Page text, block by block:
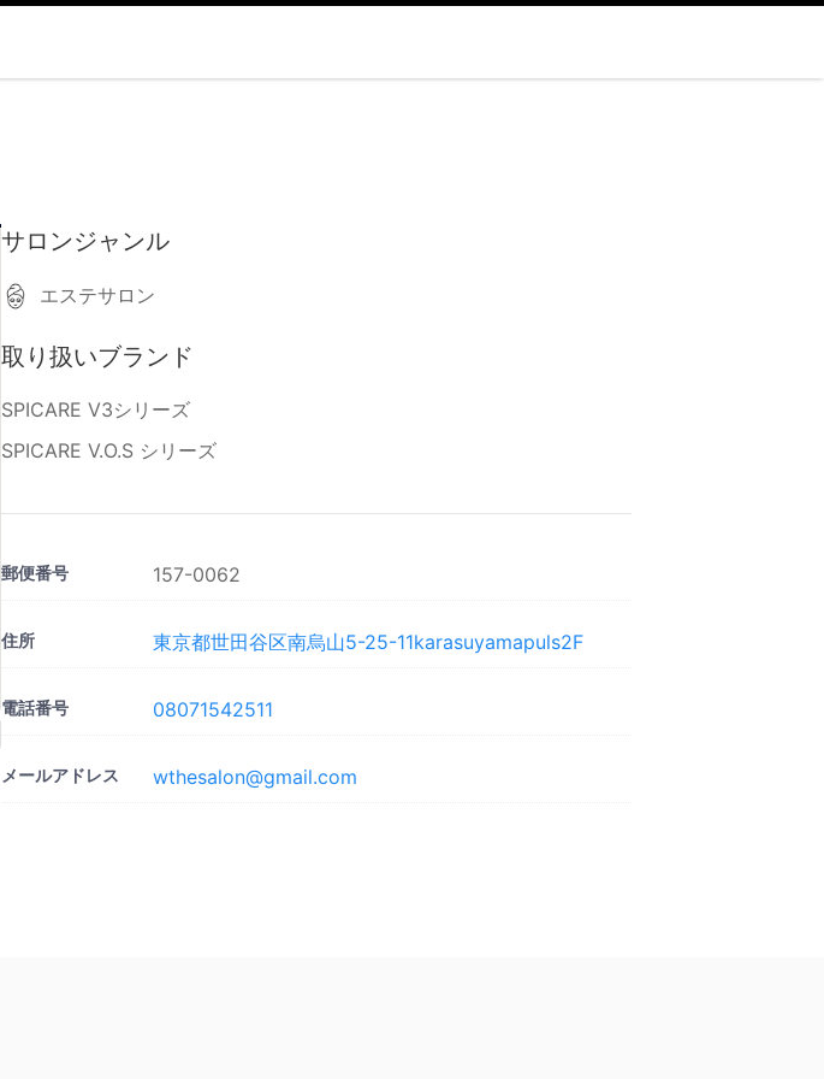
サロンジャンル
エステサロン
取り扱いブランド
SPICARE V3シリーズ
SPICARE V.O.S シリーズ
郵便番号 157-0062
住所 東京都世田谷区南烏山5-25-11karasuyamapuls2F
電話番号 08071542511
メールアドレス wthesalon@gmail.com